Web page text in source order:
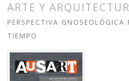
ARTE Y
PERSPECTIVA GNOSEOLÓGICA
TIEMPO